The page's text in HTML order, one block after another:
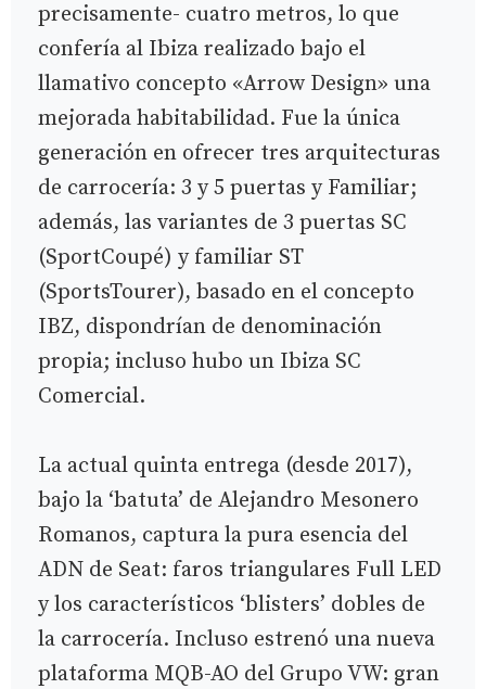
precisamente- cuatro metros, lo que
confería al Ibiza realizado bajo el
llamativo concepto «Arrow Design» una
mejorada habitabilidad. Fue la única
generación en ofrecer tres arquitecturas
de carrocería: 3 y 5 puertas y Familiar;
además, las variantes de 3 puertas SC
(SportCoupé) y familiar ST
(SportsTourer), basado en el concepto
IBZ, dispondrían de denominación
propia; incluso hubo un Ibiza SC
Comercial.
La actual quinta entrega (desde 2017),
bajo la ‘batuta’ de Alejandro Mesonero
Romanos, captura la pura esencia del
ADN de Seat: faros triangulares Full LED
y los característicos ‘blisters’ dobles de
la carrocería. Incluso estrenó una nueva
plataforma MQB-AO del Grupo VW: gran